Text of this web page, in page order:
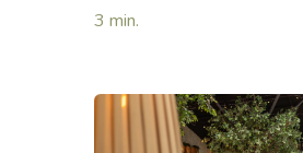
la
paisaje del Pirineo y
3 min.